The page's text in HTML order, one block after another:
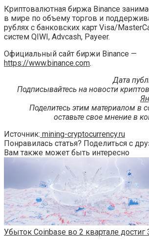
Криптовалютная биржа Binance
в мире по объему торгов и
рублях с банковских карт Visa/
систем QIWI, Advcash, Payeer.
Официальный сайт биржи Binance —
https://www.binance.com.
Дата
Подписывайтесь на новости
Поделитесь этим материалом в
оставьте свое мнение в
Источник: mining-cryptocurrency.ru
Понравилась статья? Поделиться с
Вам также может быть интересно
Убыток Coinbase во 2 квартале